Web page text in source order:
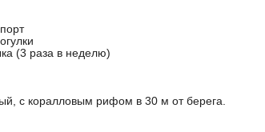
(3 раза в неделю)
с коралловым рифом в 30 м от берега.